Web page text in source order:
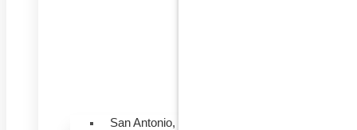
San Antonio, Texas